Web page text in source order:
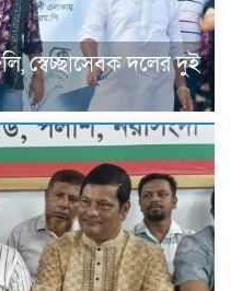
স্বেচ্ছাসেবক দলের দুই